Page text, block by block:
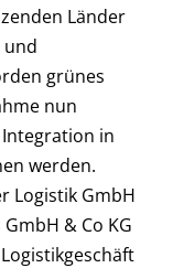
Länder
und
grünes
nun
in
werden.
Logistik GmbH
& Co KG